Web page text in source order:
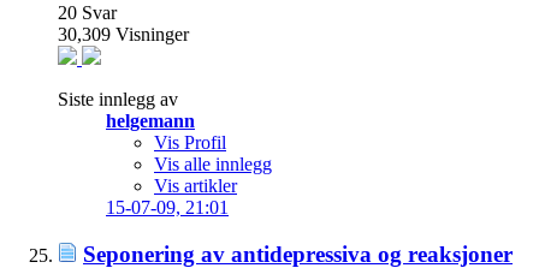
20 Svar
30,309 Visninger
Siste innlegg av
helgemann
Vis Profil
Vis alle innlegg
Vis artikler
15-07-09, 21:01
Seponering av antidepressiva og reaksjoner